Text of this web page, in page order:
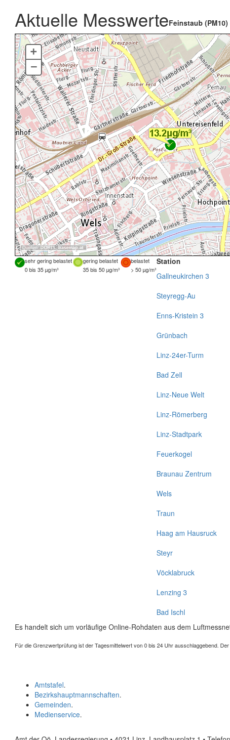
Aktuelle MesswerteFeinstaub (PM10)
Quellen: DORIS, basemap.at
+
–
sehr gering belastet gering belastet
belastet
0 bis 35 µg/m³
35 bis 50 µg/m³ > 50 µg/m³
Station
Gallneukirchen 3
Steyregg-Au
Enns-Kristein 3
Grünbach
Linz-24er-Turm
Bad Zell
Linz-Neue Welt
Linz-Römerberg
Linz-Stadtpark
Feuerkogel
Braunau Zentrum
Wels
Traun
Haag am Hausruck
Steyr
Vöcklabruck
Lenzing 3
Bad Ischl
Es handelt sich um vorläufige Online-Rohdaten aus dem
Für die Grenzwertprüfung ist der Tagesmittelwert von 0 bis 24 Uhr ausschlaggebend.
Amtstafel.
Bezirkshauptmannschaften.
Gemeinden.
Medienservice.